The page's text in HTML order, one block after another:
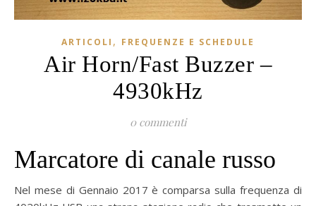
ARTICOLI , FREQUENZE E SCHEDULE
Air Horn/Fast Buzzer –
4930kHz
0 commenti
Marcatore di canale russo
Nel mese di Gennaio 2017 è comparsa sulla frequenza di